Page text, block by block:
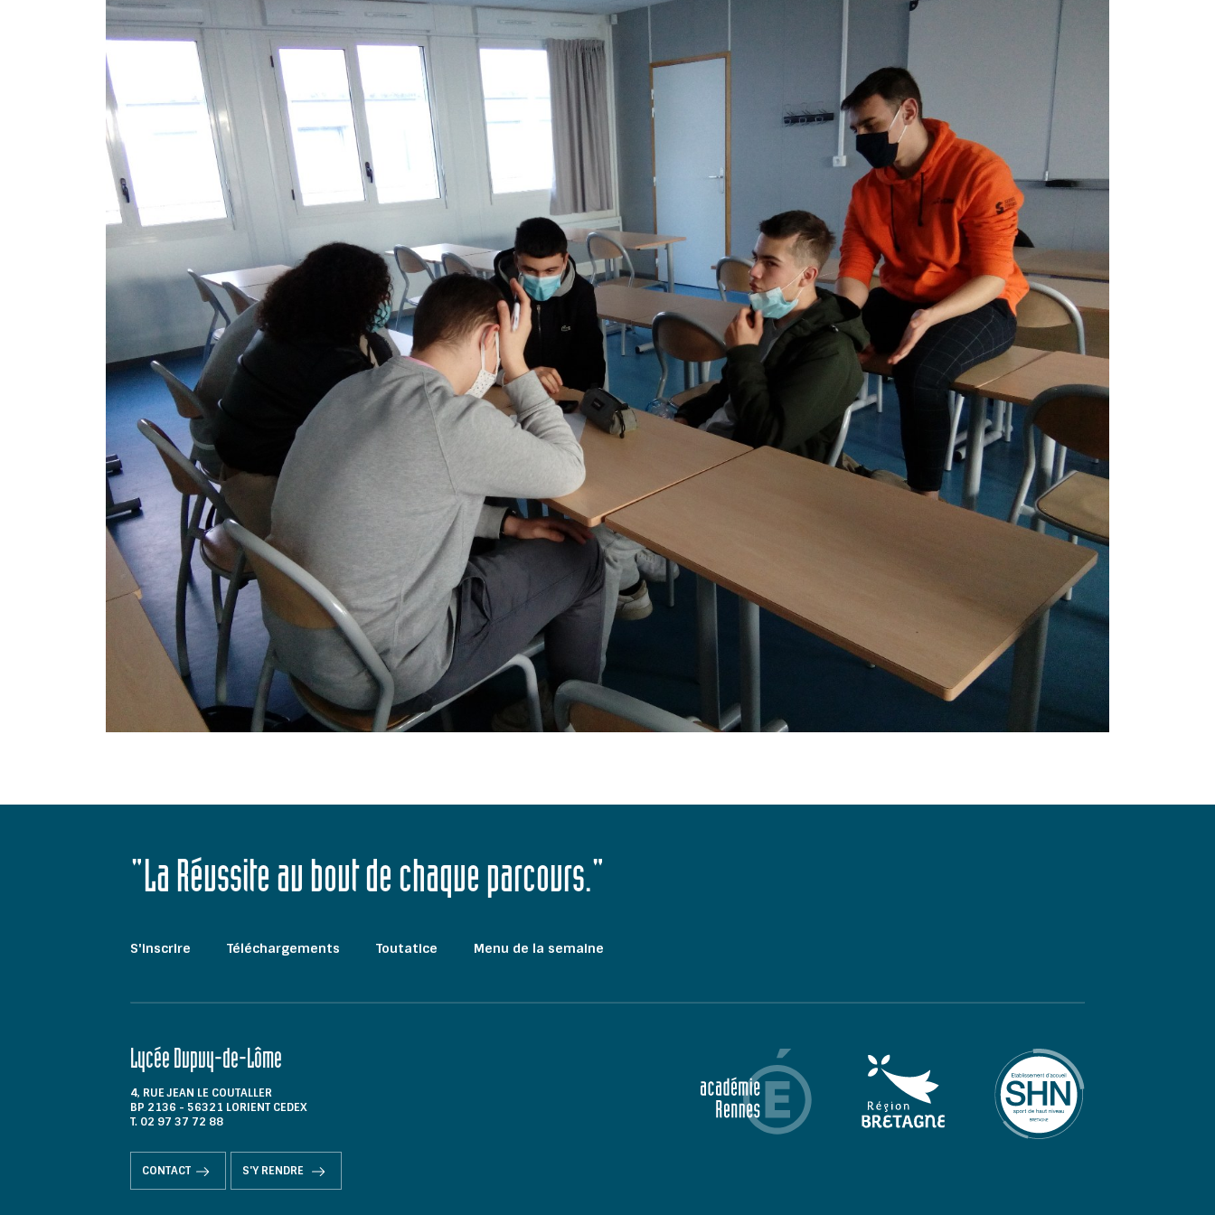
"La Réussite au bout de chaque parcours."
S'inscrire Téléchargements Toutatice Menu de la semaine
Lycée Dupuy-de-Lôme
4, RUE JEAN LE COUTALLER
BP 2136 - 56321 LORIENT CEDEX
T. 02 97 37 72 88
CONTACT S'Y RENDRE